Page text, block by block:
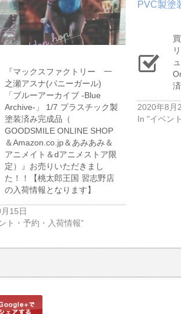
『マックスファクトリー 一
之瀬アスナ(バニーガール) ​
「ブルーアーカイブ ​-Blue ​
Archive-」 ​1/7 ​プラスチック製
塗装済み完成品（​
GOODSMILE ​ONLINE ​SHOP
＆Amazon.co.jp＆あみあみ＆
アニメイト＆dアニメストア限
定）』お売りいただきまし
た！！【桃太郎王国 習志野店
の入荷情報となります】
15日
ト・予約・入荷情報"
2020年8月
In "イベン